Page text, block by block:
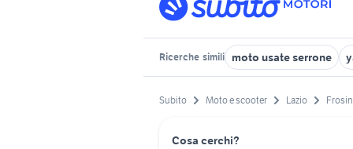
Ricerche simili moto usate serrone
Subito Moto e scooter Lazio
Cosa cerchi?